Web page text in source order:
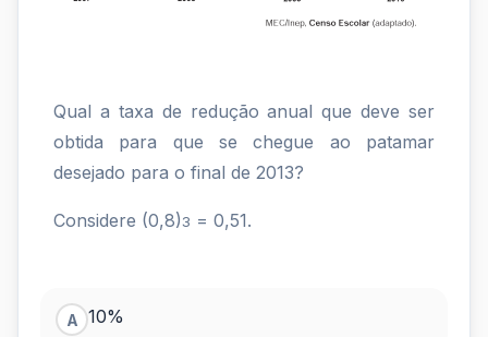
Qual a taxa de redução anual que deve ser
obtida para que se chegue ao patamar
desejado para o final de 2013?
Considere (0,8)3 = 0,51.
A 10%